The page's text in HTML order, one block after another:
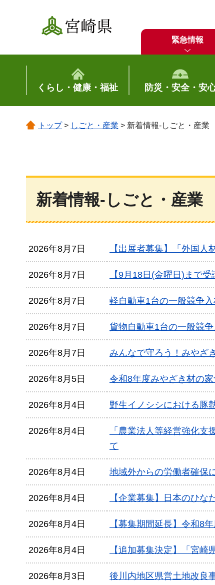
宮崎県
緊急情報
くらし・健康・福祉 防災・安全・安
トップ> しごと・産業 > 新着情報-しごと・産業
新着情報-しごと・産業
2026年8月7日 【出展者募集】「外国
2026年8月7日 【9月18日(金曜日)まで
2026年8月7日 軽自動車1台の一般競争
2026年8月7日 貨物自動車1台の一般競
2026年8月7日 みんなで守ろう！みやざ
2026年8月5日 令和8年度みやざき材の
2026年8月4日 野生イノシシにおける豚
2026年8月4日
「農業法人等経営強化
て
2026年8月4日 地域外からの労働者確保
2026年8月4日 【企業募集】日本のひ
2026年8月4日 【募集期間延長】令和8
2026年8月4日 【追加募集決定】「宮
2026年8月3日
後川内地区県営土地改良